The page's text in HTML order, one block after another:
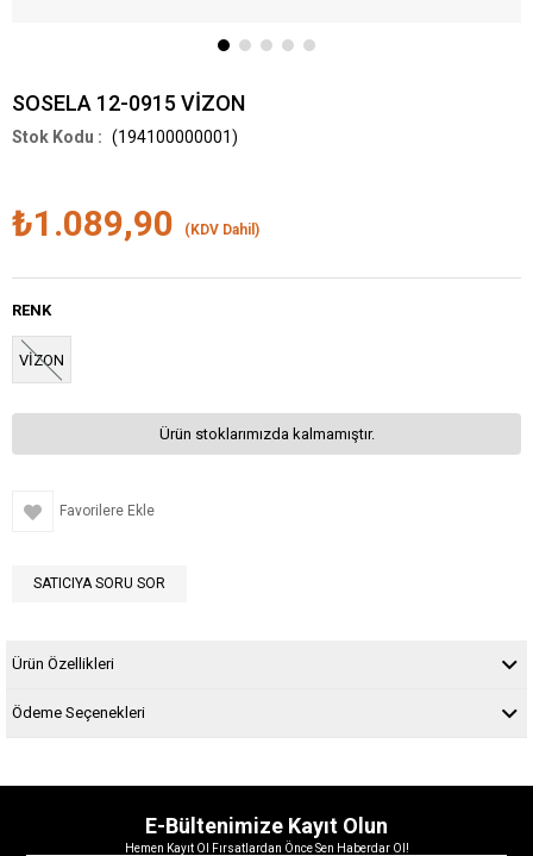
SOSELA 12-0915 VİZON
(194100000001)
₺1.089,90 (KDV Dahil)
RENK
VİZON
Ürün stoklarımızda kalmamıştır.
Favorilere Ekle
SATICIYA SORU SOR
Ürün Özellikleri
Ödeme Seçenekleri
E-Bültenimize Kayıt Olun
Hemen Kayıt Ol Fırsatlardan Önce Sen Haberdar Ol!